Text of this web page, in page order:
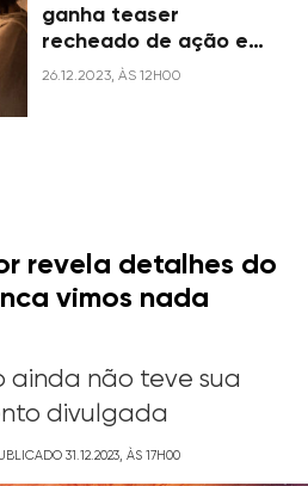
ganha teaser
recheado de ação e
cenas épicas; veja
26.12.2023, ÀS 12H00
revela detalhes do
vimos nada
ainda não teve sua
divulgada
31.12.2023, ÀS 17H00